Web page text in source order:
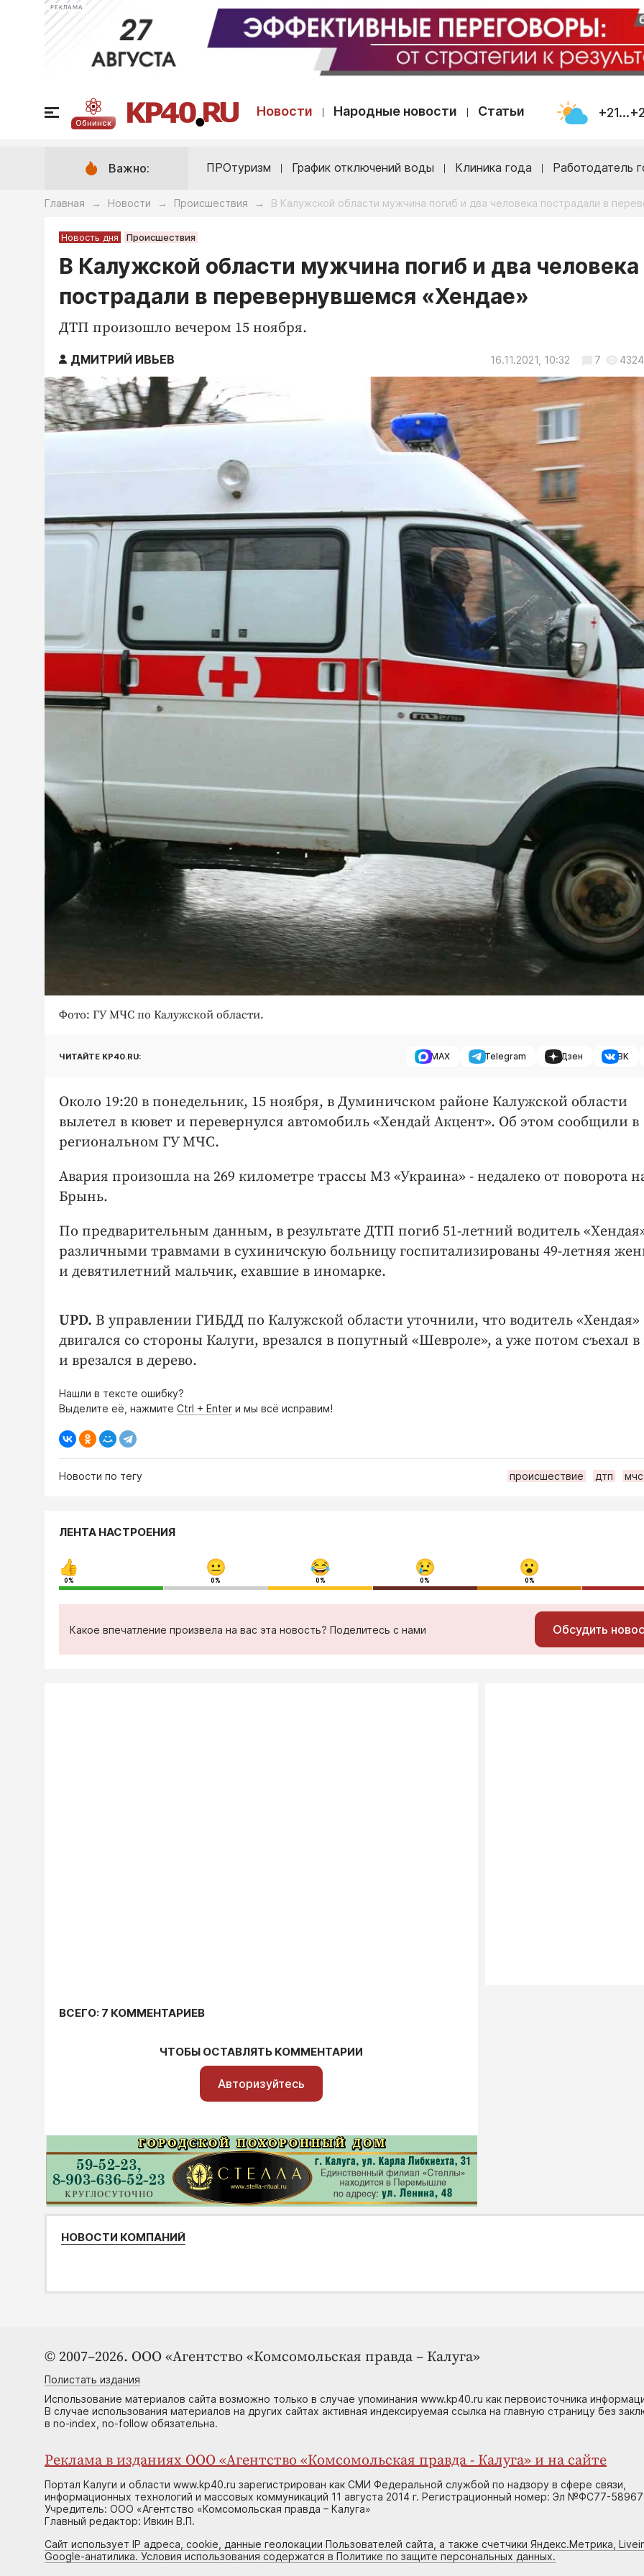
РЕКЛАМА
Обнинск
Новости Народные новости Статьи
Важно: ПРОтуризм График отключений воды Клиника года Работодатель
Главная → Новости → Происшествия → В Калужской области мужчина погиб и два человека пострадали в
Новость дня Происшествия
В Калужской области мужчина погиб и два человека
пострадали в перевернувшемся «Хендае»
ДТП произошло вечером 15 ноября.
ДМИТРИЙ ИВЬЕВ 16.11.2021, 10:32 7 4324
Фото: ГУ МЧС по Калужской области.
ЧИТАЙТЕ KP40.RU: MAX Telegram Дзен ВК
Около 19:20 в понедельник, 15 ноября, в Думиничском районе Калужской области
вылетел в кювет и перевернулся автомобиль «Хендай Акцент». Об этом сообщили в
региональном ГУ МЧС.
Авария произошла на 269 километре трассы М3 «Украина» - недалеко от поворота
Брынь.
По предварительным данным, в результате ДТП погиб 51-летний водитель
различными травмами в сухиничскую больницу госпитализированы 49-летняя
и девятилетний мальчик, ехавшие в иномарке.
UPD. В управлении ГИБДД по Калужской области уточнили, что водитель «Хендая»
двигался со стороны Калуги, врезался в попутный «Шевроле», а уже потом съехал
и врезался в дерево.
Нашли в тексте ошибку?
Выделите её, нажмите Ctrl + Enter и мы всё исправим!
Новости по тегу происшествие дтп мчс
ЛЕНТА НАСТРОЕНИЯ
0% 0% 0% 0% 0%
Какое впечатление произвела на вас эта новость? Поделитесь с нами Обсудить
ВСЕГО: 7 КОММЕНТАРИЕВ
ЧТОБЫ ОСТАВЛЯТЬ КОММЕНТАРИИ
Авторизуйтесь
НОВОСТИ КОМПАНИЙ
© 2007–2026. ООО «Агентство «Комсомольская правда – Калуга»
Полистать издания
Использование материалов сайта возможно только в случае упоминания www.kp40.ru как первоисточника
В случае использования материалов на других сайтах активная индексируемая ссылка на главную страницу без
в no-index, no-follow обязательна.
Реклама в изданиях ООО «Агентство «Комсомольская правда - Калуга» и на сайте
Портал Калуги и области www.kp40.ru зарегистрирован как СМИ Федеральной службой по надзору в сфере связи,
информационных технологий и массовых коммуникаций 11 августа 2014 г. Регистрационный номер: Эл №ФС77-58967
Учредитель: ООО «Агентство «Комсомольская правда – Калуга»
Главный редактор: Ивкин В.П.
Сайт использует IP адреса, cookie, данные геолокации Пользователей сайта, а также счетчики Яндекс.Метрика,
Google-анатилика. Условия использования содержатся в Политике по защите персональных данных.